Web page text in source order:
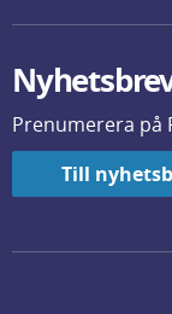
Prenumerera på
Till